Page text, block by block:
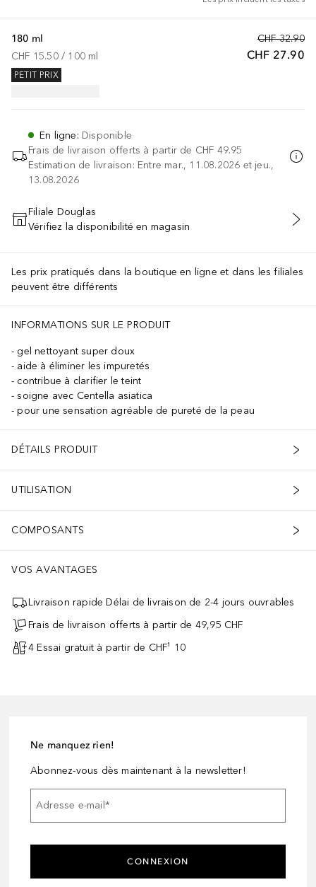
CHF 32.90
CHF 27.90
180 ml
CHF 15.50 / 100 ml
PETIT PRIX
En ligne: Disponible
Frais de livraison offerts à partir de CHF 49.95
Estimation de livraison: Entre mar., 11.08.2026 et jeu.,
13.08.2026
AJOUTER AU PANIER
Filiale Douglas
Vérifiez la disponibilité en magasin
Les prix pratiqués dans la boutique en ligne et dans les filiales
peuvent être différents
INFORMATIONS SUR LE PRODUIT
gel nettoyant super doux
aide à éliminer les impuretés
contribue à clarifier le teint
soigne avec Centella asiatica
pour une sensation agréable de pureté de la peau
DÉTAILS PRODUIT
UTILISATION
COMPOSANTS
VOS AVANTAGES
Livraison rapide Délai de livraison de 2-4 jours ouvrables
Frais de livraison offerts à partir de 49,95 CHF
4 Essai gratuit à partir de CHF¹ 10
Ne manquez rien!
Abonnez-vous dès maintenant à la newsletter!
Adresse e-mail*
CONNEXION